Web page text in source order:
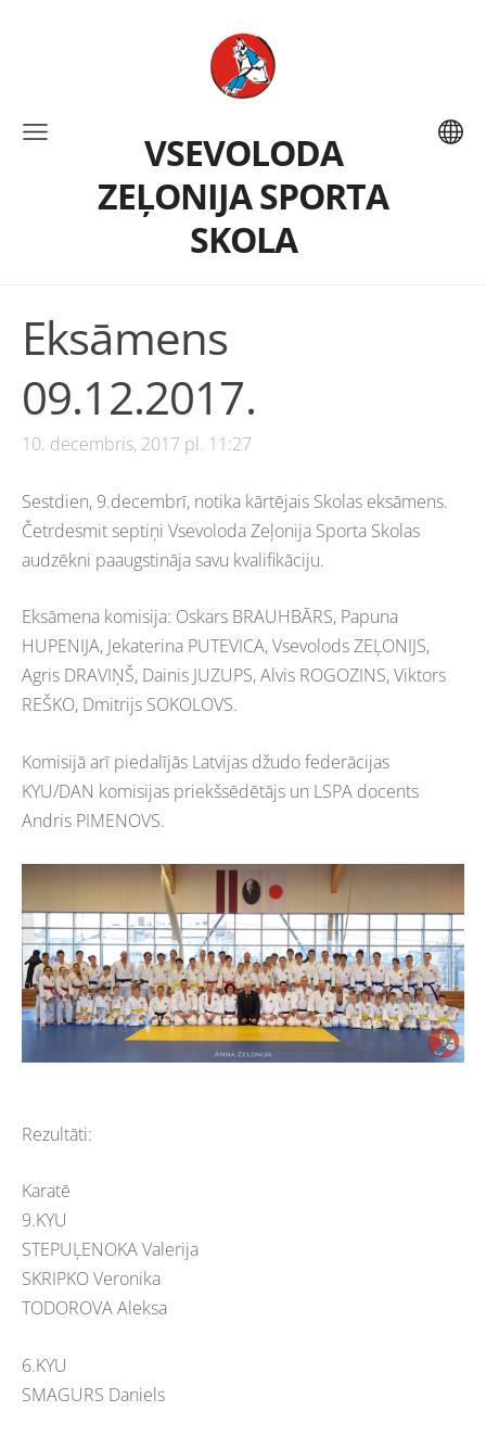
VSEVOLODA
ZEĻONIJA SPORTA
SKOLA
Eksāmens
09.12.2017.
10. decembris, 2017 pl. 11:27
Sestdien, 9.decembrī, notika kārtējais Skolas eksāmens.
Četrdesmit septiņi Vsevoloda Zeļonija Sporta Skolas
audzēkni paaugstināja savu kvalifikāciju.
Eksāmena komisija: Oskars BRAUHBĀRS, Papuna
HUPENIJA, Jekaterina PUTEVICA, Vsevolods ZEĻONIJS,
Agris DRAVIŅŠ, Dainis JUZUPS, Alvis ROGOZINS, Viktors
REŠKO, Dmitrijs SOKOLOVS.
Komisijā arī piedalījās Latvijas džudo federācijas
KYU/DAN komisijas priekšsēdētājs un LSPA docents
Andris PIMENOVS.
Rezultāti:
Karatē
9.KYU
STEPUĻENOKA Valerija
SKRIPKO Veronika
TODOROVA Aleksa
6.KYU
SMAGURS Daniels